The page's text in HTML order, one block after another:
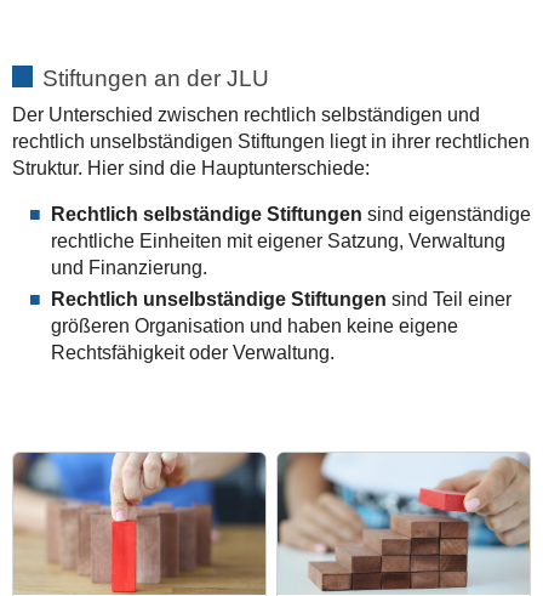
Stiftungen an der JLU
Der Unterschied zwischen rechtlich selbständigen und
rechtlich unselbständigen Stiftungen liegt in ihrer rechtlichen
Struktur. Hier sind die Hauptunterschiede:
Rechtlich selbständige Stiftungen sind eigenständige
rechtliche Einheiten mit eigener Satzung, Verwaltung
und Finanzierung.
Rechtlich unselbständige Stiftungen sind Teil einer
größeren Organisation und haben keine eigene
Rechtsfähigkeit oder Verwaltung.